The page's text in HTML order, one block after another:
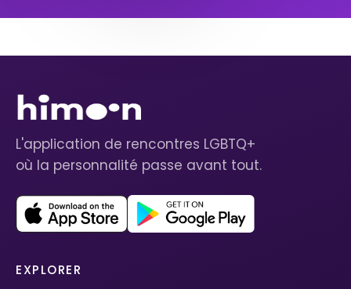
L'application de rencontres LGBTQ+
où la personnalité passe avant tout.
EXPLORER